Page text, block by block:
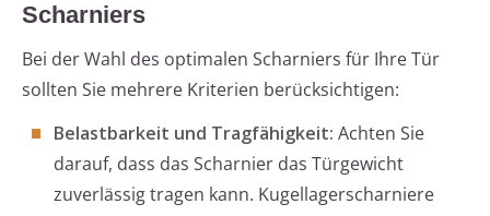
Scharniers
Bei der Wahl des optimalen Scharniers für Ihre Tür
sollten Sie mehrere Kriterien berücksichtigen:
Belastbarkeit und Tragfähigkeit: Achten Sie
darauf, dass das Scharnier das Türgewicht
zuverlässig tragen kann. Kugellagerscharniere